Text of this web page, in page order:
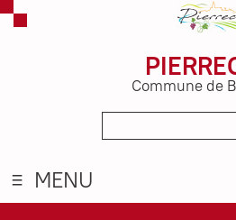
Commune de
MENU